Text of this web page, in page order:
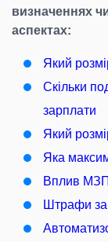
визначеннях
аспектах:
Який
Скільки
зарплати
Який
Яка
Вплив МЗП
Штрафи за